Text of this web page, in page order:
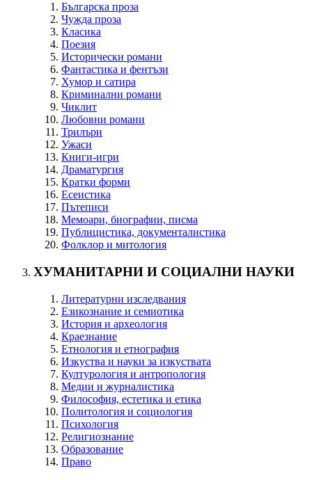
Българска проза
Чужда проза
Класика
Поезия
Исторически романи
Фантастика и фентъзи
Хумор и сатира
Криминални романи
Чиклит
Любовни романи
Трилъри
Ужаси
Книги-игри
Драматургия
Кратки форми
Есеистика
Пътеписи
Мемоари, биографии, писма
Публицистика, документалистика
Фолклор и митология
ХУМАНИТАРНИ И СОЦИАЛНИ НАУКИ
Литературни изследвания
Езикознание и семиотика
История и археология
Краезнание
Етнология и етнография
Изкуства и науки за изкуствата
Културология и антропология
Медии и журналистика
Философия, естетика и етика
Политология и социология
Психология
Религиознание
Образование
Право